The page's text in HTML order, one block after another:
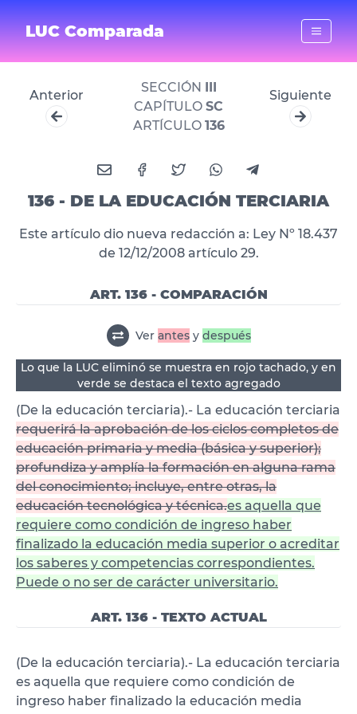
LUC Comparada
Anterior
SECCIÓN III
CAPÍTULO SC
ARTÍCULO 136
Siguiente
136 - DE LA EDUCACIÓN TERCIARIA
Este artículo dio nueva redacción a: Ley Nº 18.437
de 12/12/2008 artículo 29.
ART. 136 - COMPARACIÓN
Ver antesy después
Lo que la LUC eliminó se muestra en rojo tachado, y en
verde se destaca el texto agregado
(De la educación terciaria).- La educación terciaria
requerirá la aprobación de los ciclos completos de
educación primaria y media (básica y superior);
profundiza y amplía la formación en alguna rama
del conocimiento; incluye, entre otras, la
educación tecnológica y técnica.es aquella que
requiere como condición de ingreso haber
finalizado la educación media superior o acreditar
los saberes y competencias correspondientes.
Puede o no ser de carácter universitario.
ART. 136 - TEXTO ACTUAL
(De la educación terciaria).- La educación terciaria
es aquella que requiere como condición de
ingreso haber finalizado la educación media